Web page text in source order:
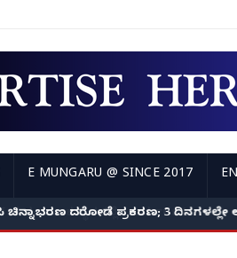
E MUNGARU @ SINCE 2017
ಚಾಲಕ ಸ್ಥಳದಲ್ಲೇ ದುರ್ಮರಣ!